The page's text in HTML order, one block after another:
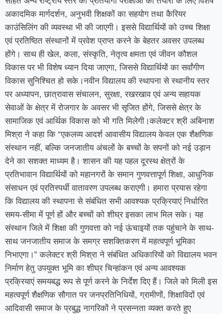
अकादमिक मार्गदर्शन, अनुभवी शिक्षकों का सहयोग तथा कैरियर
काउंसिलिंग की व्यवस्था भी की जाएगी। इससे विद्यार्थियों को उच्च शिक्षा
एवं प्रतिष्ठित संस्थानों में प्रवेश प्राप्त करने के बेहतर अवसर उपलब्ध
होंगे। साथ ही खेल, कला, संस्कृति, नेतृत्व क्षमता एवं जीवन कौशल
विकास पर भी विशेष ध्यान दिया जाएगा, जिससे विद्यार्थियों का सर्वांगीण
विकास सुनिश्चित हो सके।नवीन विद्यालय की स्थापना से स्थानीय स्तर
पर अध्यापन, छात्रावास संचालन, सुरक्षा, रखरखाव एवं अन्य सहायक
सेवाओं के क्षेत्र में रोजगार के अवसर भी सृजित होंगे, जिससे क्षेत्र के
सामाजिक एवं आर्थिक विकास को भी गति मिलेगी।कलेक्टर श्री अबिनाश
मिश्रा ने कहा कि “एकलव्य आदर्श आवासीय विद्यालय केवल एक शैक्षणिक
संस्थान नहीं, बल्कि जनजातीय अंचलों के बच्चों के सपनों को नई उड़ान
देने का सशक्त माध्यम है। शासन की यह पहल दूरस्थ क्षेत्रों के
प्रतिभावान विद्यार्थियों को महानगरों के समान गुणवत्तापूर्ण शिक्षा, आधुनिक
संसाधन एवं प्रतिस्पर्धी वातावरण उपलब्ध कराएगी। हमारा प्रयास रहेगा
कि विद्यालय की स्थापना से संबंधित सभी आवश्यक प्रक्रियाएं निर्धारित
समय-सीमा में पूर्ण हों और बच्चों को शीघ्र इसका लाभ मिल सके। यह
संस्थान जिले में शिक्षा की गुणवत्ता को नई ऊंचाइयों तक पहुंचाने के साथ-
साथ जनजातीय समाज के समग्र सशक्तिकरण में महत्वपूर्ण भूमिका
निभाएगा।” कलेक्टर श्री मिश्रा ने संबंधित अधिकारियों को विद्यालय भवन
निर्माण हेतु उपयुक्त भूमि का शीघ्र चिन्हांकन एवं अन्य आवश्यक
प्रक्रियाएं समयबद्ध रूप से पूर्ण करने के निर्देश दिए हैं। जिले को मिली इस
महत्वपूर्ण शैक्षणिक सौगात पर जनप्रतिनिधियों, ग्रामीणों, शिक्षाविदों एवं
आदिवासी समाज के प्रबुद्ध नागरिकों ने प्रसन्नता व्यक्त करते हुए